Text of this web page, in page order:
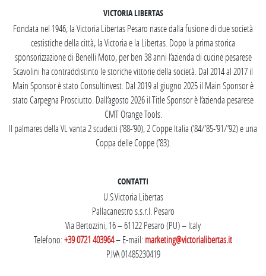
VICTORIA LIBERTAS
Fondata nel 1946, la Victoria Libertas Pesaro nasce dalla fusione di due società
cestistiche della città, la Victoria e la Libertas. Dopo la prima storica
sponsorizzazione di Benelli Moto, per ben 38 anni l’azienda di cucine pesarese
Scavolini ha contraddistinto le storiche vittorie della società. Dal 2014 al 2017 il
Main Sponsor è stato Consultinvest. Dal 2019 al giugno 2025 il Main Sponsor è
stato Carpegna Prosciutto. Dall’agosto 2026 il Title Sponsor è l’azienda pesarese
CMT Orange Tools.
Il palmares della VL vanta 2 scudetti (’88-’90), 2 Coppe Italia (’84/’85-’91/’92) e una
Coppa delle Coppe (’83).
CONTATTI
U.S.Victoria Libertas
Pallacanestro s.s.r.l. Pesaro
Via Bertozzini, 16 – 61122 Pesaro (PU) – Italy
Telefono:+39 0721 403964– E-mail:marketing@victorialibertas.it
P.IVA 01485230419